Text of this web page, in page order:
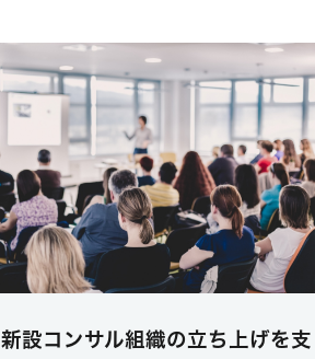
新設コンサル組織の立ち上げを支